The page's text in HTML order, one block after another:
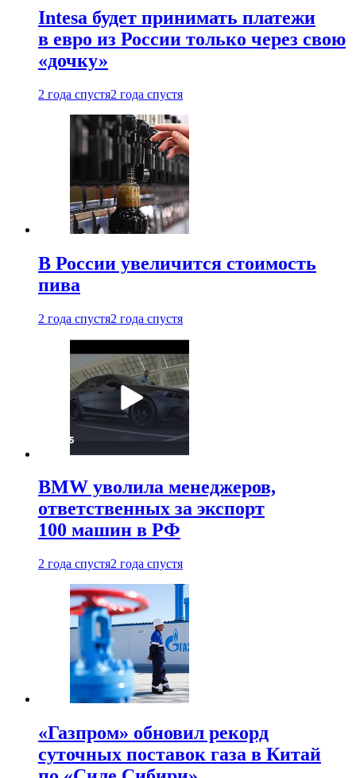
Intesa будет принимать платежи
в евро из России только через свою
«дочку»
2 года спустя2 года спустя
В России увеличится стоимость
пива
2 года спустя2 года спустя
BMW уволила менеджеров,
ответственных за экспорт
100 машин в РФ
2 года спустя2 года спустя
«Газпром» обновил рекорд
суточных поставок газа в Китай